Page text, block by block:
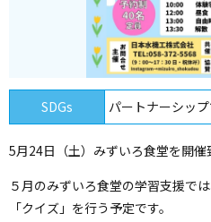
SDGs パートナーシッ
5月24日（土）みずいろ食堂を開催
５月のみずいろ食堂の学習支援で
「クイズ」を行う予定です。